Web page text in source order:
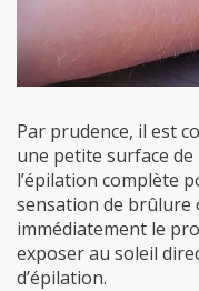
Par prudence, il est
une petite surface de
l’épilation complète
sensation de brûlure
immédiatement le
exposer au soleil
d’épilation.